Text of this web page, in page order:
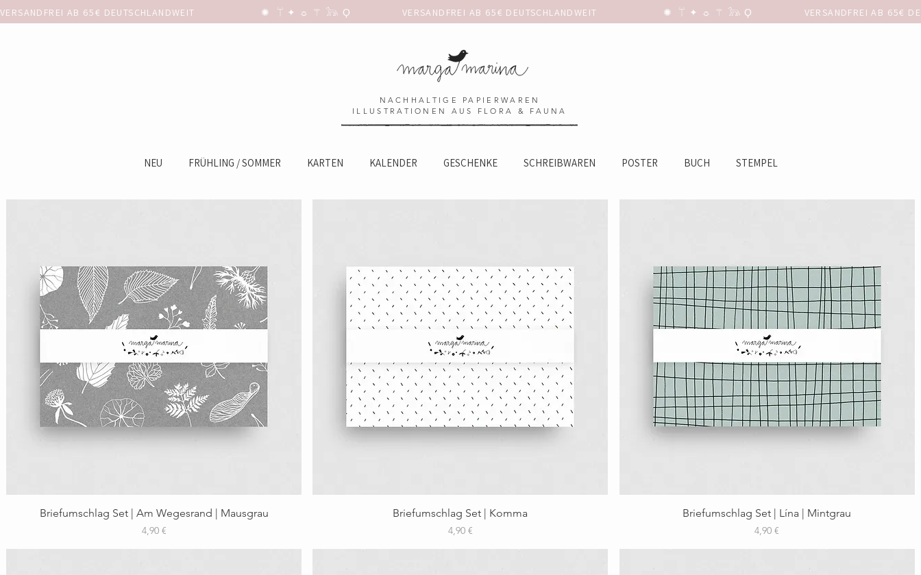
VERSANDFREI AB 65€ DEUTSCHLANDWEIT                      ✺  𓋼 ✦ ☼ ⚚ 𓃥 Ϙ
NACHHALTIGE PAPIERWAREN
ILLUSTRATIONEN AUS FLORA & FAUNA
NEU FRÜHLING / SOMMER KARTEN KALENDER GESCHENKE SCHREIBWAREN POSTER BUCH STEMPEL
Schnellansicht
Briefumschlag Set | Am Wegesrand | Mausgrau
Preis
4,90 €
Schnellansicht
Briefumschlag Set | Komma
Preis
4,90 €
Schnellansicht
Briefumschlag Set | Lína | Mintgrau
Preis
4,90 €